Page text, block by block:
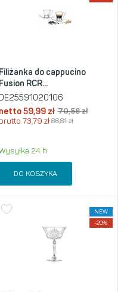
Filiżanka do cappucino
Fusion RCR...
DE25591020106
netto 59,99 zł 70,58zł
brutto 73,79 zł 86,81zł
24 h
DO KOSZYKA
NEW
-20%